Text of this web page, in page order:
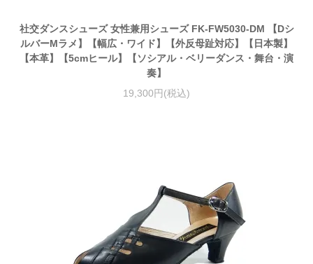
社交ダンスシューズ 女性兼用シューズ FK-FW5030-DM 【Dシ
ルバーMラメ】【幅広・ワイド】【外反母趾対応】【日本製】
【本革】【5cmヒール】【ソシアル・ベリーダンス・舞台・演
奏】
19,300円(税込)